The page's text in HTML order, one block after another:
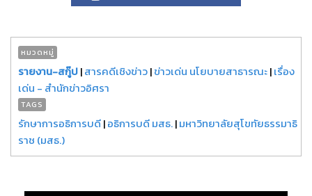
หมวดหมู่
รายงาน-สกู๊ป|สารคดีเชิงข่าว|ข่าวเด่น นโยบายสาธารณะ|เรื่อง
เด่น - สำนักข่าวอิศรา
TAGS
รักษาการอธิการบดี|อธิการบดี มสธ.|มหาวิทยาลัยสุโขทัยธรรมาธิ
ราช (มสธ.)